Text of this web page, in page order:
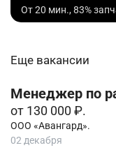
От 20 мин., 83%
Еще вакансии
Менеджер по
от 130 000 ₽.
ООО «Авангард».
02 декабря